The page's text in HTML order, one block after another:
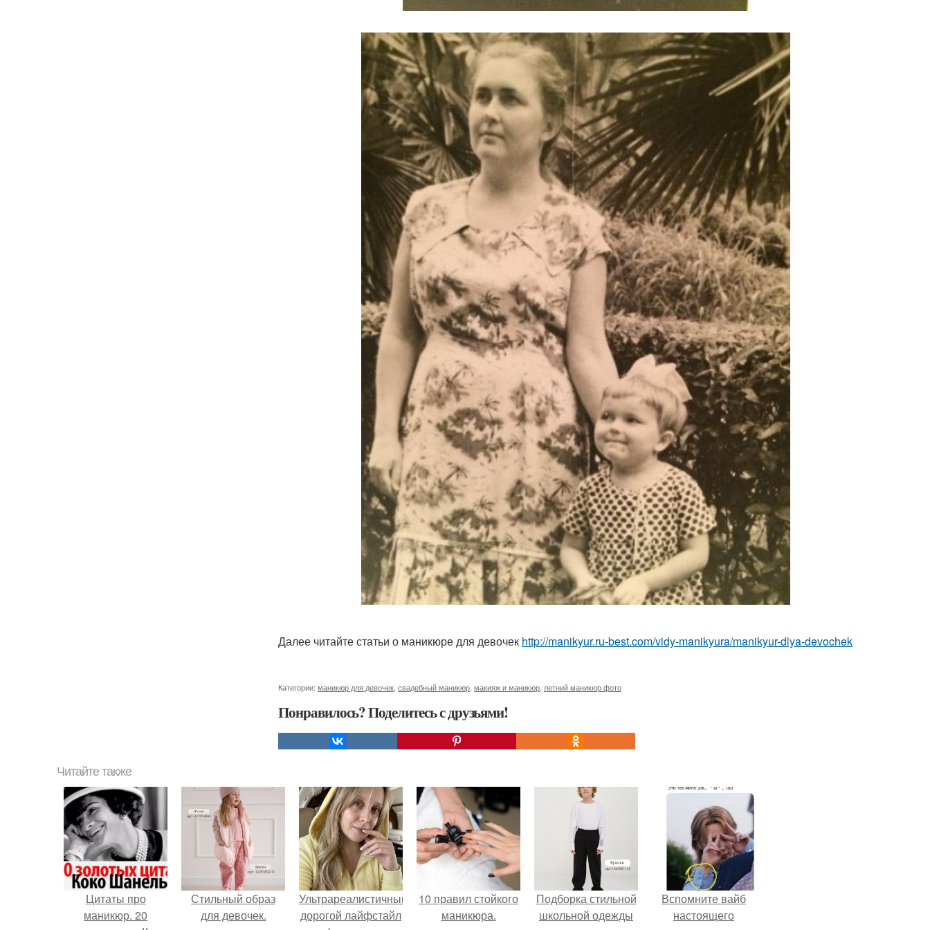
Далее читайте статьи о маникюре для девочек http://manikyur.ru-best.com/vidy-manikyura/manikyur-dlya-devochek
Категории: маникюр для девочек свадебный маникюр макияж и маникюр летний маникюр фото
Понравилось? Поделитесь с друзьями!
Читайте также
Цитаты про
маникюр. 20
Стильный образ
для девочек.
Ультрареалистичный
дорогой лайфстайл
10 правил стойкого
маникюра.
Подборка стильной
школьной одежды
Вспомните вайб
настоящего